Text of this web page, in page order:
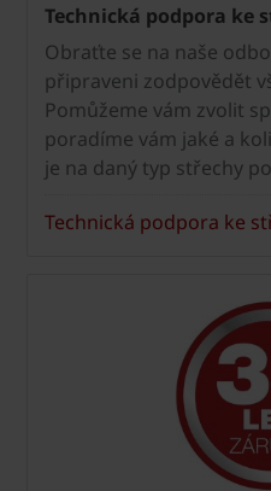
Technická podpora ke
Obraťte se na naše
připraveni zodpovědět
Pomůžeme vám zvolit
poradíme vám jaké a
je na daný typ střechy
Technická podpora ke